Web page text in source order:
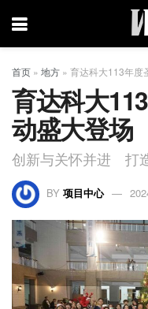
首页 » 地方 » 育达科大113年度
育达科大
动盛大登场
创新与关怀并进 打
BY 项目中心